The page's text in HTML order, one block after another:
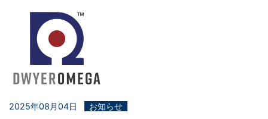
2025年08月04日 お知らせ